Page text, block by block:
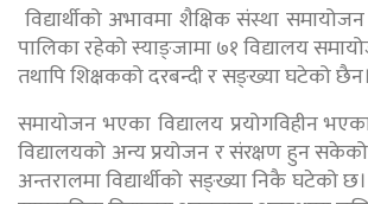
विद्यार्थीको अभावमा शैक्षिक संस्था
पालिका रहेको स्याङ्जामा ७१ विद्यालय
तथापि शिक्षकको दरबन्दी र सङ्ख्या घटेको छैन।
समायोजन भएका विद्यालय प्रयोगविहीन
विद्यालयको अन्य प्रयोजन र संरक्षण हुन
अन्तरालमा विद्यार्थीको सङ्ख्या निकै घटेको